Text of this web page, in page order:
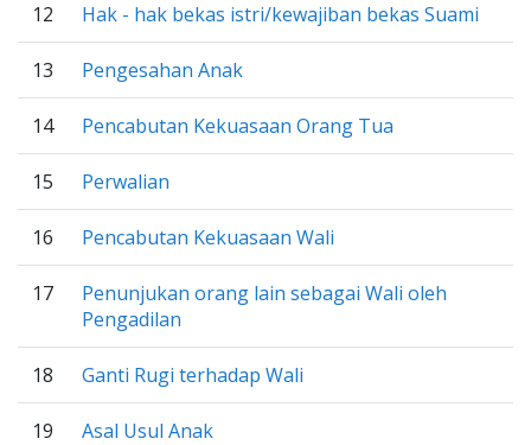
12 Hak - hak bekas istri/kewajiban bekas Suami
13 Pengesahan Anak
14 Pencabutan Kekuasaan Orang Tua
15 Perwalian
16 Pencabutan Kekuasaan Wali
17
Penunjukan orang lain sebagai Wali oleh
Pengadilan
18 Ganti Rugi terhadap Wali
19 Asal Usul Anak